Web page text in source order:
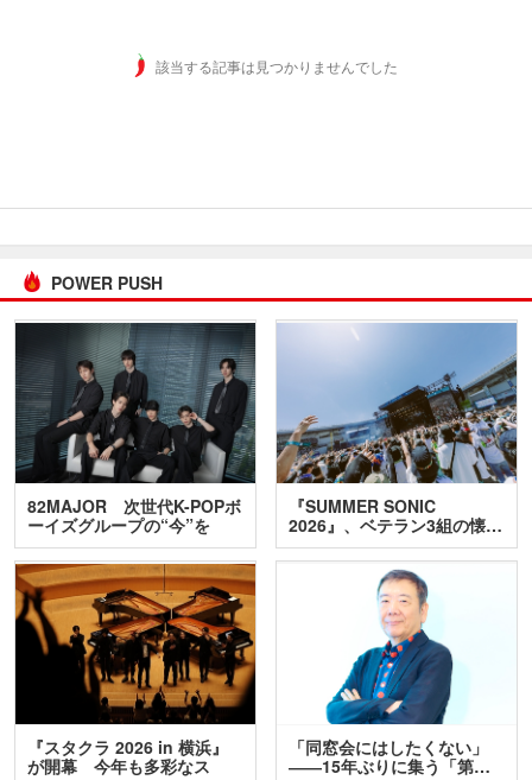
該当する記事は見つかりませんでした
POWER PUSH
82MAJOR 次世代K-POPボ
ーイズグループの“今”を
訊…
『SUMMER SONIC
2026』、ベテラン3組の懐…
『スタクラ 2026 in 横浜』
が開幕 今年も多彩なス
「同窓会にはしたくない」
――15年ぶりに集う「第…